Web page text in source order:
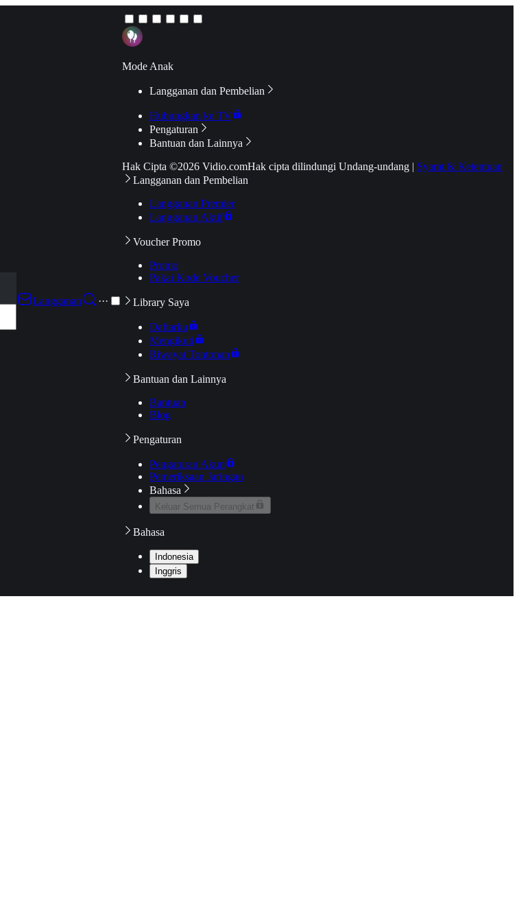
Langganan
···
Mode Anak
Langganan dan Pembelian
Hubungkan ke TV
Pengaturan
Bantuan dan Lainnya
Hak Cipta ©2026 Vidio.comHak cipta dilindungi Undang-undang | Syarat & Ketentuan
Langganan dan Pembelian
Langganan Premier
Langganan Aktif
Voucher Promo
Promo
Pakai Kode Voucher
Library Saya
Daftarku
Mengikuti
Riwayat Tontonan
Bantuan dan Lainnya
Bantuan
Blog
Pengaturan
Pengaturan Akun
Pemeriksaan Jaringan
Bahasa
Keluar Semua Perangkat
Bahasa
Indonesia
Inggris